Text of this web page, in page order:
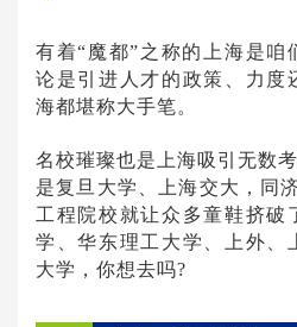
有着“魔都”之称的上海是咱
论是引进人才的政策、力度
海都堪称大手笔。
名校璀璨也是上海吸引无数
是复旦大学、上海交大，同
工程院校就让众多童鞋挤破
学、华东理工大学、上外、
大学，你想去吗?